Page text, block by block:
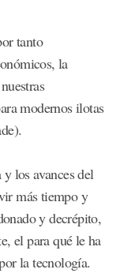
tanto
la
modernos ilotas
los avances del
más tiempo y
y decrépito,
el para qué le ha
la tecnología.